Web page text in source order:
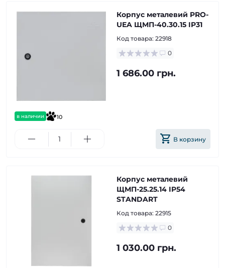
в наличии 10
Корпус металевий PRO-
UEA ЩМП-40.30.15 IP31
Код товара: 22918
0
1 686.00 грн.
В корзину
Корпус металевий
ЩМП-25.25.14 IP54
STANDART
Код товара: 22915
0
1 030.00 грн.